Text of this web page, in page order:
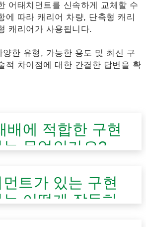
어태치먼트를 신속하게 교체할 수
에 따라 캐리어 차량, 단축형 캐리
캐리어가 사용됩니다.
양한 유형, 가능한 용도 및 최신 구
적 차이점에 대한 간결한 답변을 확
배에 적합한 구현
무엇인가요?
트가 있는 구현
어떻게 작동하